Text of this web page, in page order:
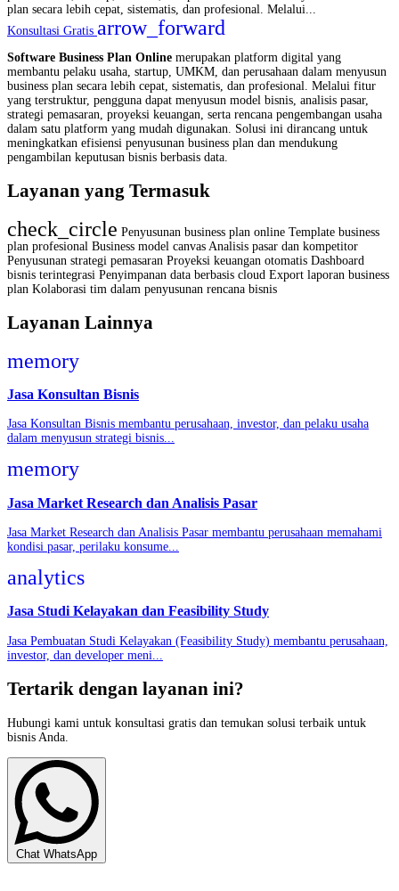
plan secara lebih cepat, sistematis, dan profesional. Melalui...
Konsultasi Gratis arrow_forward
Software Business Plan Online merupakan platform digital yang
membantu pelaku usaha, startup, UMKM, dan perusahaan dalam menyusun
business plan secara lebih cepat, sistematis, dan profesional. Melalui fitur
yang terstruktur, pengguna dapat menyusun model bisnis, analisis pasar,
strategi pemasaran, proyeksi keuangan, serta rencana pengembangan usaha
dalam satu platform yang mudah digunakan. Solusi ini dirancang untuk
meningkatkan efisiensi penyusunan business plan dan mendukung
pengambilan keputusan bisnis berbasis data.
Layanan yang Termasuk
check_circle Penyusunan business plan online Template business
plan profesional Business model canvas Analisis pasar dan kompetitor
Penyusunan strategi pemasaran Proyeksi keuangan otomatis Dashboard
bisnis terintegrasi Penyimpanan data berbasis cloud Export laporan business
plan Kolaborasi tim dalam penyusunan rencana bisnis
Layanan Lainnya
memory
Jasa Konsultan Bisnis
Jasa Konsultan Bisnis membantu perusahaan, investor, dan pelaku usaha
dalam menyusun strategi bisnis...
memory
Jasa Market Research dan Analisis Pasar
Jasa Market Research dan Analisis Pasar membantu perusahaan memahami
kondisi pasar, perilaku konsume...
analytics
Jasa Studi Kelayakan dan Feasibility Study
Jasa Pembuatan Studi Kelayakan (Feasibility Study) membantu perusahaan,
investor, dan developer meni...
Tertarik dengan layanan ini?
Hubungi kami untuk konsultasi gratis dan temukan solusi terbaik untuk
bisnis Anda.
Chat WhatsApp